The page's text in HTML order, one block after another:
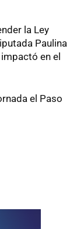
la Ley
Paulina
en el
el Paso